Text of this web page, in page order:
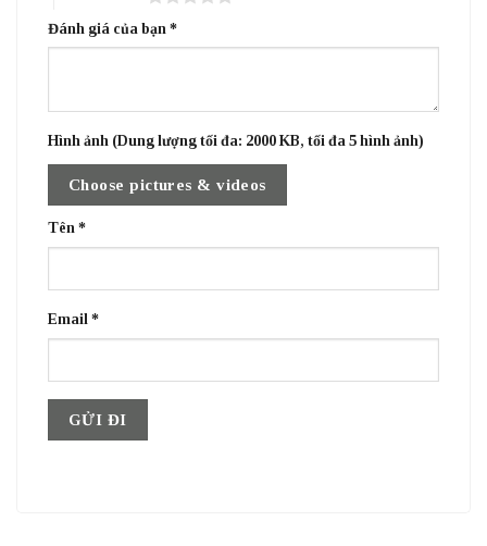
Đánh giá của bạn *
Hình ảnh (Dung lượng tối đa: 2000 KB, tối đa 5 hình ảnh)
Choose pictures & videos
Tên *
Email *